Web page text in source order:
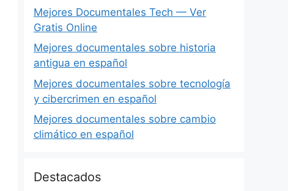
Mejores Documentales Tech — Ver
Gratis Online
Mejores documentales sobre historia
antigua en español
Mejores documentales sobre tecnología
y cibercrimen en español
Mejores documentales sobre cambio
climático en español
Destacados